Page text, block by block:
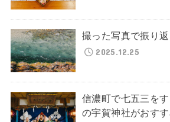
撮った写真で振り
2025.12.25
信濃町で七五三を
の宇賀神社がおす